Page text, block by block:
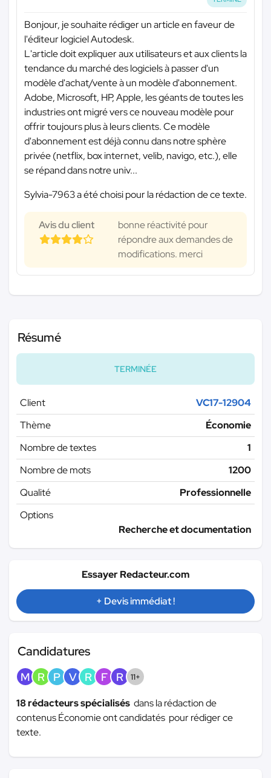
Bonjour, je souhaite rédiger un article en faveur de
l'éditeur logiciel Autodesk.
L'article doit expliquer aux utilisateurs et aux clients la
tendance du marché des logiciels à passer d'un
modèle d'achat/vente à un modèle d'abonnement.
Adobe, Microsoft, HP, Apple, les géants de toutes les
industries ont migré vers ce nouveau modèle pour
offrir toujours plus à leurs clients. Ce modèle
d'abonnement est déjà connu dans notre sphère
privée (netflix, box internet, velib, navigo, etc.), elle
se répand dans notre univ...
Sylvia-7963 a été choisi pour la rédaction de ce texte.
Avis du client
bonne réactivité pour
répondre aux demandes de
modifications. merci
Résumé
TERMINÉE
Client
VC17-12904
Thème
Économie
Nombre de textes
1
Nombre de mots
1200
Qualité
Professionnelle
Options
Recherche et documentation
Essayer Redacteur.com
+ Devis immédiat !
Candidatures
M R P V R F R 11+
18 rédacteurs spécialisés dans la rédaction de
contenus Économie ont candidatés pour rédiger ce
texte.